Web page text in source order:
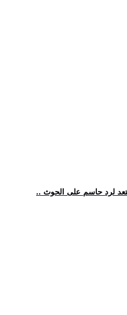
لرد حاسم على الحوث